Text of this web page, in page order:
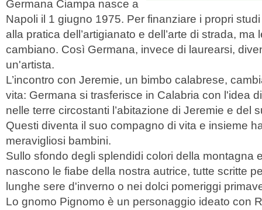
Germana Ciampa nasce a
Napoli il 1 giugno 1975. Per finanziare i propri
alla pratica dell’artigianato e dell’arte di strada, ma
cambiano. Così Germana, invece di laurearsi,
un'artista.
L’incontro con Jeremie, un bimbo calabrese,
vita: Germana si trasferisce in Calabria con l'idea
nelle terre circostanti l’abitazione di Jeremie e del
Questi diventa il suo compagno di vita e insieme
meravigliosi bambini.
Sullo sfondo degli splendidi colori della montagna
nascono le fiabe della nostra autrice, tutte scritte
lunghe sere d'inverno o nei dolci pomeriggi
Lo gnomo Pignomo è un personaggio ideato con